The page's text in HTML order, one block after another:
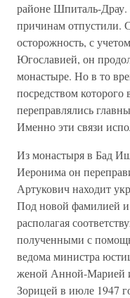
районе Шпиталь-Драу.
причинам отпустили.
осторожность, с
Югославией, он
монастыре. Но в то
посредством
переправлялись
Именно эти связи
Из монастыря в Бад
Иеронима он
Артукович находит
Под новой фамилией
располагая
полученными с
ведома министра
женой Анной-Марией
Зорицей в июле 1947